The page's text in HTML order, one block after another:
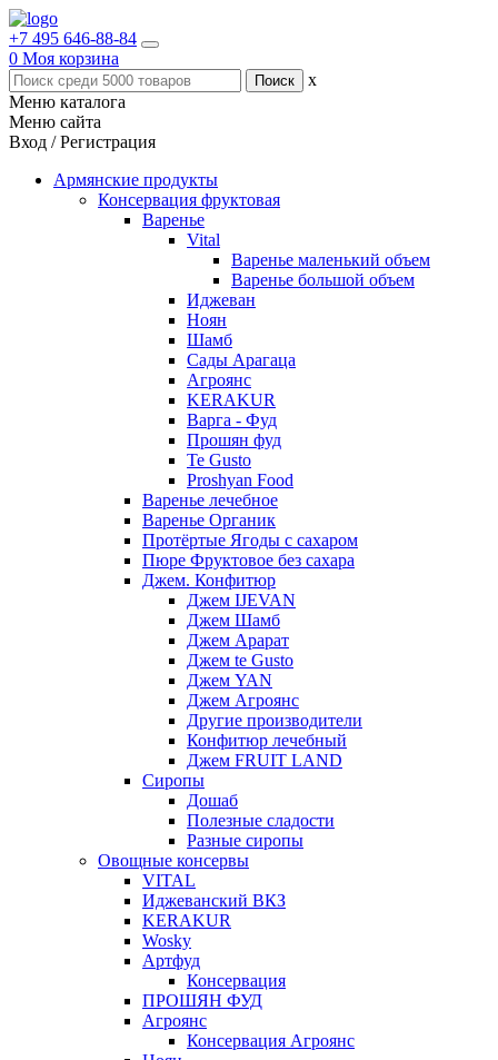
+7 495 646-88-84
0 Моя корзина
x
Меню каталога
Меню сайта
Вход / Регистрация
Армянские продукты
Консервация фруктовая
Варенье
Vital
Варенье маленький объем
Варенье большой объем
Иджеван
Ноян
Шамб
Сады Арагаца
Агроянс
KERAKUR
Варга - Фуд
Прошян фуд
Te Gusto
Proshyan Food
Варенье лечебное
Варенье Органик
Протёртые Ягоды с сахаром
Пюре Фруктовое без сахара
Джем. Конфитюр
Джем IJEVAN
Джем Шамб
Джем Арарат
Джем te Gusto
Джем YAN
Джем Агроянс
Другие производители
Конфитюр лечебный
Джем FRUIT LAND
Сиропы
Дошаб
Полезные сладости
Разные сиропы
Овощные консервы
VITAL
Иджеванский ВКЗ
KERAKUR
Wosky
Артфуд
Консервация
ПРОШЯН ФУД
Агроянс
Консервация Агроянс